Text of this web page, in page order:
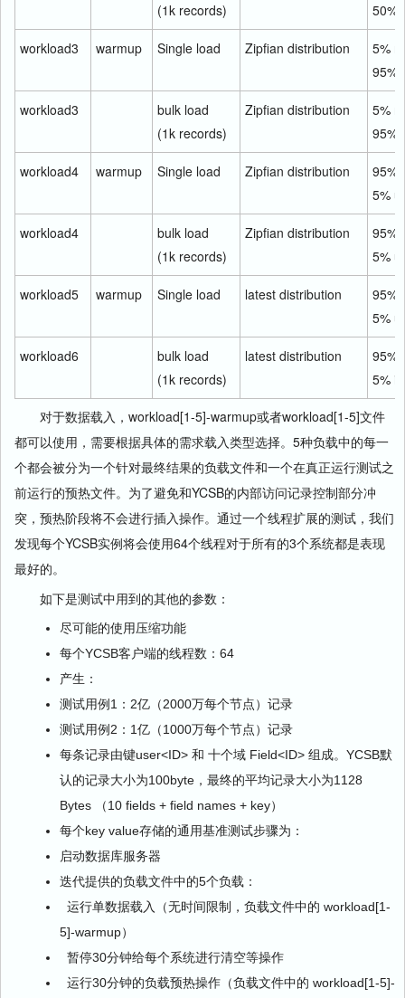
(1k records)
50%
workload3 warmup Single load Zipfian distribution
5%
95%
workload3
bulk load
(1k records)
Zipfian distribution
5%
95%
workload4 warmup Single load Zipfian distribution
95%
5%
workload4
bulk load
(1k records)
Zipfian distribution
95%
5%
workload5 warmup Single load latest distribution
95%
5%
workload6
bulk load
(1k records)
latest distribution
95%
5%
对于数据载入，workload[1-5]-warmup或者workload[1-5]文件
都可以使用，需要根据具体的需求载入类型选择。5种负载中的每一
个都会被分为一个针对最终结果的负载文件和一个在真正运行测试之
前运行的预热文件。为了避免和YCSB的内部访问记录控制部分冲
突，预热阶段将不会进行插入操作。通过一个线程扩展的测试，我们
发现每个YCSB实例将会使用64个线程对于所有的3个系统都是表现
最好的。
如下是测试中用到的其他的参数：
尽可能的使用压缩功能
每个YCSB客户端的线程数：64
产生：
测试用例1：2亿（2000万每个节点）记录
测试用例2：1亿（1000万每个节点）记录
每条记录由键user<ID> 和 十个域 Field<ID> 组成。YCSB默
认的记录大小为100byte，最终的平均记录大小为1128
Bytes （10 fields + field names + key）
每个key value存储的通用基准测试步骤为：
启动数据库服务器
迭代提供的负载文件中的5个负载：
运行单数据载入（无时间限制，负载文件中的 workload[1-
5]-warmup）
暂停30分钟给每个系统进行清空等操作
运行30分钟的负载预热操作（负载文件中的 workload[1-5]-